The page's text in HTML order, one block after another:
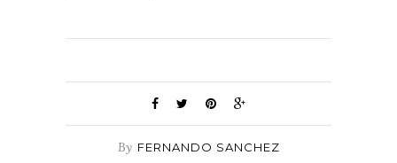
By FERNANDO SANCHEZ